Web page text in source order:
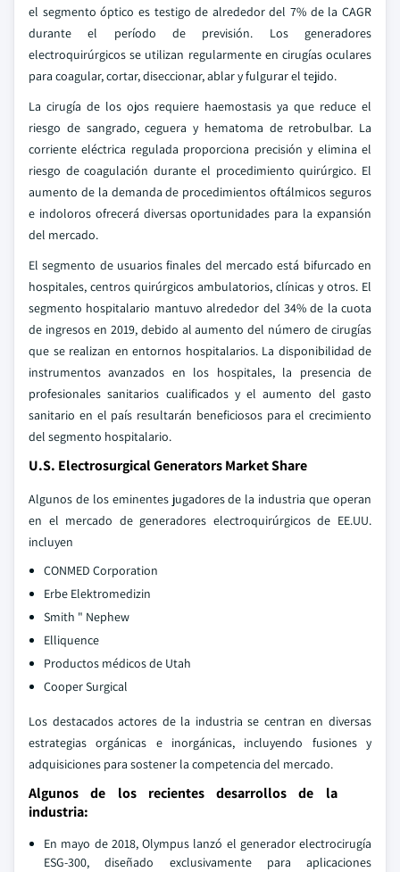
el segmento óptico es testigo de alrededor del 7% de la CAGR
durante el período de previsión. Los generadores
electroquirúrgicos se utilizan regularmente en cirugías oculares
para coagular, cortar, diseccionar, ablar y fulgurar el tejido.
La cirugía de los ojos requiere haemostasis ya que reduce el
riesgo de sangrado, ceguera y hematoma de retrobulbar. La
corriente eléctrica regulada proporciona precisión y elimina el
riesgo de coagulación durante el procedimiento quirúrgico. El
aumento de la demanda de procedimientos oftálmicos seguros
e indoloros ofrecerá diversas oportunidades para la expansión
del mercado.
El segmento de usuarios finales del mercado está bifurcado en
hospitales, centros quirúrgicos ambulatorios, clínicas y otros. El
segmento hospitalario mantuvo alrededor del 34% de la cuota
de ingresos en 2019, debido al aumento del número de cirugías
que se realizan en entornos hospitalarios. La disponibilidad de
instrumentos avanzados en los hospitales, la presencia de
profesionales sanitarios cualificados y el aumento del gasto
sanitario en el país resultarán beneficiosos para el crecimiento
del segmento hospitalario.
U.S. Electrosurgical Generators Market Share
Algunos de los eminentes jugadores de la industria que operan
en el mercado de generadores electroquirúrgicos de EE.UU.
incluyen
CONMED Corporation
Erbe Elektromedizin
Smith " Nephew
Elliquence
Productos médicos de Utah
Cooper Surgical
Los destacados actores de la industria se centran en diversas
estrategias orgánicas e inorgánicas, incluyendo fusiones y
adquisiciones para sostener la competencia del mercado.
Algunos de los recientes desarrollos de la
industria:
En mayo de 2018, Olympus lanzó el generador electrocirugía
ESG-300, diseñado exclusivamente para aplicaciones